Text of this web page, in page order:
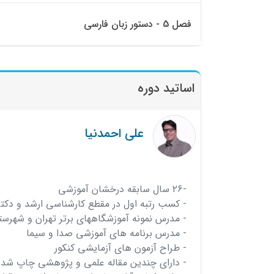
فصل 5 - دستور زبان فارسی
اساتید دوره
علی احمدنیا
-۲۶ سال سابقه درخشان آموزشی
- کسب رتبه اول در مقطع کارشناسی ارشد و
- مدرس نمونه آموزشگاههای برتر تهران و
- مدرس برنامه های آموزشی صدا و سیما
- طراح آزمون های آزمایشی کنکور
- دارای چندین مقاله علمی و پژوهشی چاپ